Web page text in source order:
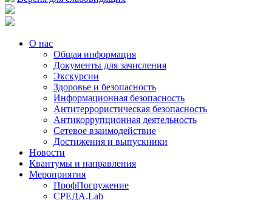
О нас
Общая информация
Документы для зачисления
Экскурсии
Здоровье и безопасность
Информационная безопасность
Антитеррористическая безопасность
Антикоррупционная деятельность
Сетевое взаимодействие
Достижения и выпускники
Новости
Квантумы и направления
Мероприятия
ПрофПогружение
СРЕДА.Lab